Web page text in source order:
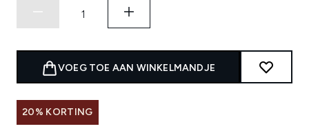
VOEG TOE AAN WINKELMANDJE
20% KORTING